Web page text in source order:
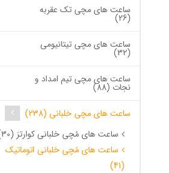
ساعت های مچی تک عقربه
(26)
ساعت های مچی تیتانیومی
(32)
ساعت های مچی تیم امداد و
نجات (88)
ساعت های مچی خلبانی (238)
ساعت های مُچی خلبانی کوارتز (30)
ساعت های مُچی خلبانی اتوماتیک
(41)